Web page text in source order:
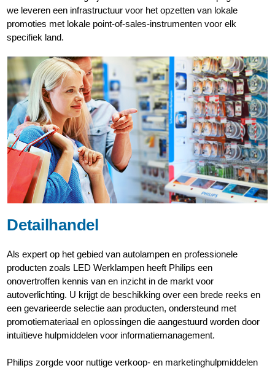
we leveren een infrastructuur voor het opzetten van lokale
promoties met lokale point-of-sales-instrumenten voor elk
specifiek land.
Detailhandel
Als expert op het gebied van autolampen en professionele
producten zoals LED Werklampen heeft Philips een
onovertroffen kennis van en inzicht in de markt voor
autoverlichting. U krijgt de beschikking over een brede reeks en
een gevarieerde selectie aan producten, ondersteund met
promotiemateriaal en oplossingen die aangestuurd worden door
intuïtieve hulpmiddelen voor informatiemanagement.
Philips zorgde voor nuttige verkoop- en marketinghulpmiddelen